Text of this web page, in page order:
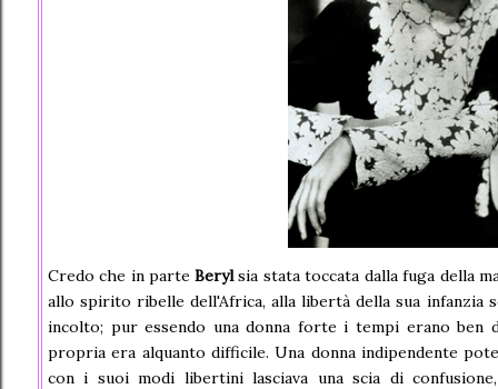
Credo che in parte Berylsia stata toccata dalla fuga della
allo spirito ribelle dell'Africa, alla libertà della sua infanzia
incolto; pur essendo una donna forte i tempi erano ben
propria era alquanto difficile. Una donna indipendente
con i suoi modi libertini lasciava una scia di